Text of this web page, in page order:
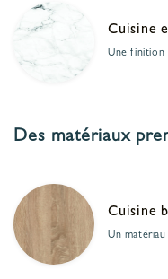
Cuisine
Une finition
Des matériaux
Cuisine
Un